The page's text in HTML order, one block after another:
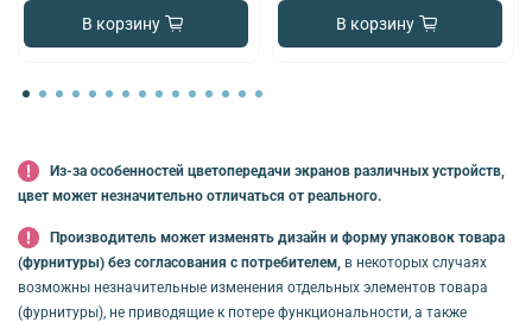
В корзину В корзину
Из-за особенностей цветопередачи экранов различных устройств,
цвет может незначительно отличаться от реального.
Производитель может изменять дизайн и форму упаковок товара
(фурнитуры) без согласования с потребителем, в некоторых случаях
возможны незначительные изменения отдельных элементов товара
(фурнитуры), не приводящие к потере функциональности, а также